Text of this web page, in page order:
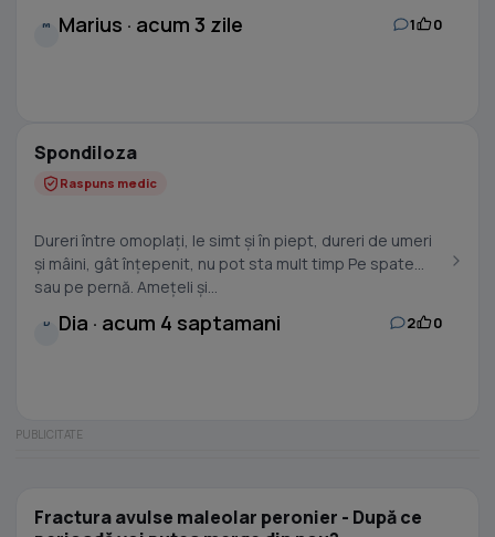
M Marius · acum 3 zile 1 0
Spondiloza
Raspuns medic
Dureri între omoplați, le simt și în piept, dureri de umeri
și mâini, gât înțepenit, nu pot sta mult timp Pe spate
sau pe pernă. Amețeli și...
D Dia · acum 4 saptamani 2 0
Fractura avulse maleolar peronier - După ce